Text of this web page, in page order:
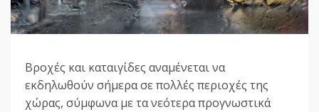
Βροχές και καταιγίδες αναμένεται να
εκδηλωθούν σήμερα σε πολλές περιοχές της
χώρας, σύμφωνα με τα νεότερα προγνωστικά